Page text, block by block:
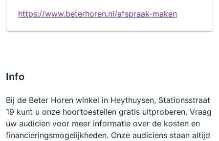
https://www.beterhoren.nl/afspraak-maken
Info
Bij de Beter Horen winkel in Heythuysen, Stationsstraat
19 kunt u onze hoortoestellen gratis uitproberen. Vraag
uw audicien voor meer informatie over de kosten en
financieringsmogelijkheden. Onze audiciens staan altijd